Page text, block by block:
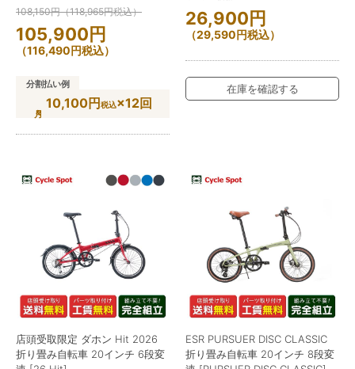
108,150円（118,965円税込）
105,900円
（116,490円税込）
分割払い例
10,100円税込×12回
26,900円
（29,590円税込）
在庫を確認する
店頭受取限定 ダホン Hit 2026
折り畳み自転車 20インチ 6段変
ESR PURSUER DISC CLASSIC
折り畳み自転車 20インチ 8段変